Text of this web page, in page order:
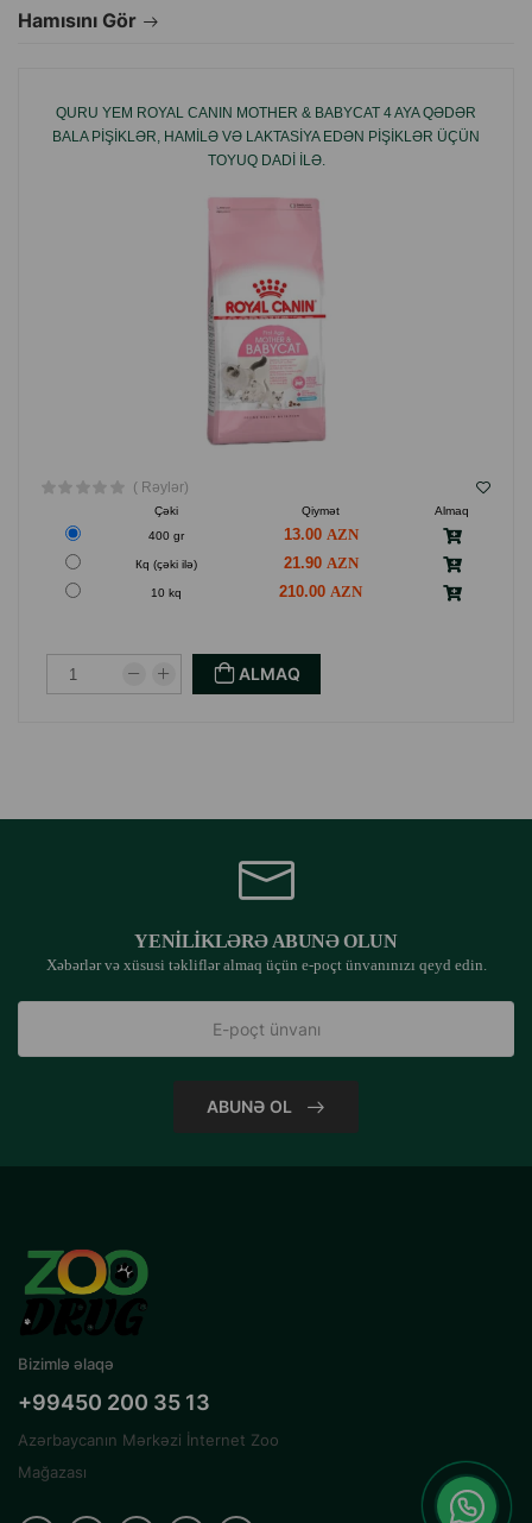
Hamısını Gör
QURU YEM ROYAL CANIN MOTHER & BABYCAT 4 AYA QƏDƏR
BALA PIŞIKLƏR, HAMILƏ VƏ LAKTASIYA EDƏN PIŞIKLƏR ÜÇÜN
TOYUQ DADI ILƏ.
( Rəylər)
Çəki Qiymət
Almaq
400 gr
13.00
Кq (çəki ilə) 21.90
10 kq 210.00
ALMAQ
YENILIKLƏRƏ ABUNƏ OLUN
Xəbərlər və xüsusi təkliflər almaq üçün e-poçt ünvanınızı qeyd edin.
ABUNƏ OL
Bizimlə əlaqə
+99450 200 35 13
Azərbaycanın Mərkəzi İnternet Zoo
Mağazası